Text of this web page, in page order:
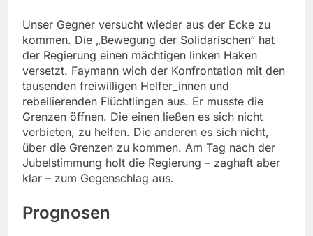
Unser Gegner versucht wieder aus der Ecke zu
kommen. Die „Bewegung der Solidarischen“ hat
der Regierung einen mächtigen linken Haken
versetzt. Faymann wich der Konfrontation mit den
tausenden freiwilligen Helfer_innen und
rebellierenden Flüchtlingen aus. Er musste die
Grenzen öffnen. Die einen ließen es sich nicht
verbieten, zu helfen. Die anderen es sich nicht,
über die Grenzen zu kommen. Am Tag nach der
Jubelstimmung holt die Regierung – zaghaft aber
klar – zum Gegenschlag aus.
Prognosen